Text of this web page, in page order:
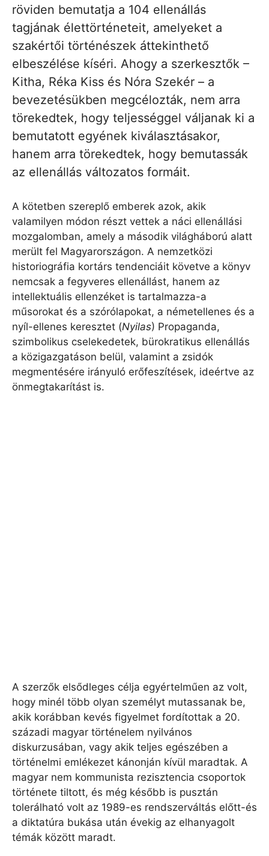
röviden bemutatja a 104 ellenállás
tagjának élettörténeteit, amelyeket a
szakértői történészek áttekinthető
elbeszélése kíséri. Ahogy a szerkesztők –
Kitha, Réka Kiss és Nóra Szekér – a
bevezetésükben megcélozták, nem arra
törekedtek, hogy teljességgel váljanak ki a
bemutatott egyének kiválasztásakor,
hanem arra törekedtek, hogy bemutassák
az ellenállás változatos formáit.
A kötetben szereplő emberek azok, akik
valamilyen módon részt vettek a náci ellenállási
mozgalomban, amely a második világháború alatt
merült fel Magyarországon. A nemzetközi
historiográfia kortárs tendenciáit követve a könyv
nemcsak a fegyveres ellenállást, hanem az
intellektuális ellenzéket is tartalmazza-a
műsorokat és a szórólapokat, a németellenes és a
nyíl-ellenes keresztet (Nyilas) Propaganda,
szimbolikus cselekedetek, bürokratikus ellenállás
a közigazgatáson belül, valamint a zsidók
megmentésére irányuló erőfeszítések, ideértve az
önmegtakarítást is.
A szerzők elsődleges célja egyértelműen az volt,
hogy minél több olyan személyt mutassanak be,
akik korábban kevés figyelmet fordítottak a 20.
századi magyar történelem nyilvános
diskurzusában, vagy akik teljes egészében a
történelmi emlékezet kánonján kívül maradtak. A
magyar nem kommunista rezisztencia csoportok
története tiltott, és még később is pusztán
tolerálható volt az 1989-es rendszerváltás előtt-és
a diktatúra bukása után évekig az elhanyagolt
témák között maradt.